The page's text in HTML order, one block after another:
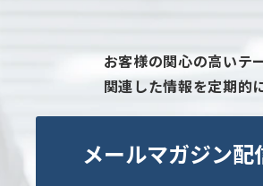
お客様の関心の高いテ
関連した情報を定期的
メールマガジン配